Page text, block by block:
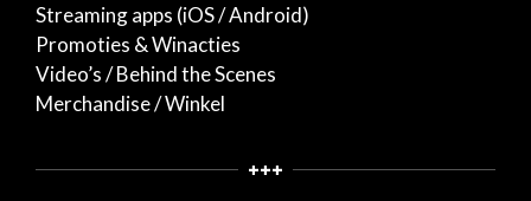
Streaming apps (iOS / Android)
Promoties & Winacties
Video’s / Behind the Scenes
Merchandise / Winkel
+++